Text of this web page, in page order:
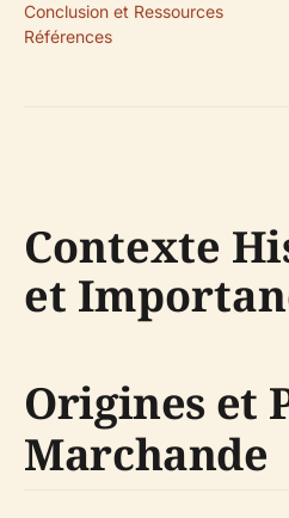
Conclusion et Ressources
Références
Contexte
et
Origines et
Marchande